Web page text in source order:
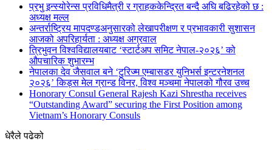
प्रभु इन्स्योरेन्स प्रविधिमैत्री र ग्राहककेन्द्रित बन्दै अघि बढिरहेको छ :
अध्यक्ष मल्ल
अन्तर्राष्ट्रिय मापदण्डअनुसारको लेखापरीक्षण र प्रभावकारी सुशासन
आजको अपरिहार्यता : अध्यक्ष अग्रवाल
त्रिभुवन विश्वविद्यालयबाट ‘स्टार्टअप समिट नेपाल-२०२६’ को
औपचारिक शुभारम्भ
नेपालका देव जैसवाल बने ‘टुरिज्म एम्बासडर युनिभर्स इन्टरनेशनल
२०२६’ किड्स मेल ग्रान्ड विनर, विश्व मञ्चमा नेपालको गौरव उच्च
Honorary Consul General Rajesh Kazi Shrestha receives
“Outstanding Award” securing the First Position among
Vietnam’s Honorary Consuls
धेरैले पढेको